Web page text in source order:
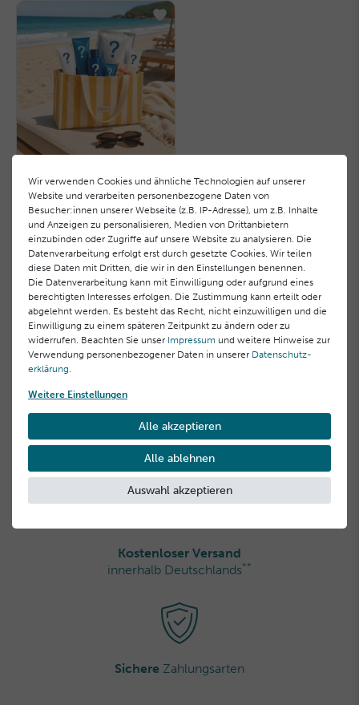
40,00 €
40,00 € / Stück, inkl. MwSt.
Offizieller Herstellershop
direkt & sicher einkaufen
Gratisprobenbei jeder Bestellung
Kostenloser Versand
innerhalb Deutschlands**
Sichere Zahlungsarten
Wir verwenden Cookies und ähnliche Technologien auf unserer
Website und verarbeiten personenbezogene Daten von
Besucher:innen unserer Webseite (z.B. IP-Adresse), um z.B. Inhalte
und Anzeigen zu personalisieren, Medien von Drittanbietern
einzubinden oder Zugriffe auf unsere Website zu analysieren. Die
Datenverarbeitung erfolgt erst durch gesetzte Cookies. Wir teilen
diese Daten mit Dritten, die wir in den Einstellungen benennen.
Die Datenverarbeitung kann mit Einwilligung oder aufgrund eines
berechtigten Interesses erfolgen. Die Zustimmung kann erteilt oder
abgelehnt werden. Es besteht das Recht, nicht einzuwilligen und die
Einwilligung zu einem späteren Zeitpunkt zu ändern oder zu
widerrufen. Beachten Sie unser Impressum und weitere Hinweise zur
Verwendung personenbezogener Daten in unserer Daten­schutz­
erklärung.
Weitere Einstellungen
Alle akzeptieren
Alle ablehnen
Auswahl akzeptieren